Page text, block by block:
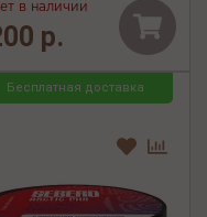
в наличии
р.
Бесплатная доставка